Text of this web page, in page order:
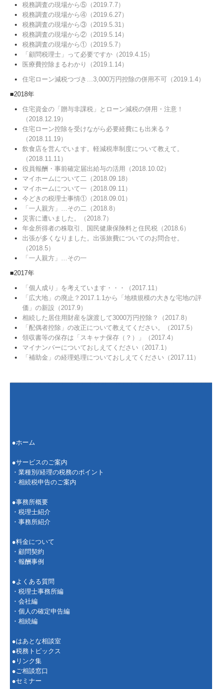
税務調査の現場から⑤（2019.7.7）
税務調査の現場から④（2019.6.27）
税務調査の現場から③（2019.5.31）
税務調査の現場から②（2019.5.14）
税務調査の現場から①（2019.5.7）
「顧問税理士」って必要ですか（2019.4.15）
医療費控除まるわかり（2019.1.14）
住宅ローン減税つづき…3,000万円控除の併用不可（2019.1.4）
■2018年
住宅資金の「贈与非課税」とローン減税の併用・注意！
（2018.12.19）
住宅ローン控除を受けながら必要経費にも出来る？
（2018.11.19）
飲食店を営んでいます。軽減税率制度について教えて。
（2018.11.11）
役員報酬・事前確定届出給与の活用（2018.10.02）
マイホームについて二（2018.09.18）
マイホームについて一（2018.09.11）
今どきの税理士事情①（2018.09.01）
「一人親方」…その二（2018.8）
災害に遭いました。（2018.7）
年金所得者の株取引、国民健康保険料と住民税（2018.6）
出張が多くなりました。出張旅費についてのお問合せ。
（2018.5）
「一人親方」…その一
■2017年
「個人成り」を考えています・・・（2017.11）
「広大地」の廃止？2017.1.1から「地積規模の大きな宅地の評
価」の新設（2017.9）
相続した居住用財産を譲渡して3000万円控除？（2017.8）
「配偶者控除」の改正について教えてください。（2017.5）
領収書等の保存は「スキャナ保存（？）」（2017.4）
マイナンバーについておしえてください（2017.1）
「補助金」の経理処理についておしえてください（2017.11）
●ホーム
●サービスのご案内
・業種別/経理の税務のポイント
・相続税申告のご案内
●事務所概要
・税理士紹介
・事務所紹介
●料金について
・顧問契約
・報酬事例
●よくある質問
・税理士事務所編
・会社編
・個人の確定申告編
・相続編
●はあとな相談室
●税務トピックス
● リンク集
●ご相談窓口
●セミナー